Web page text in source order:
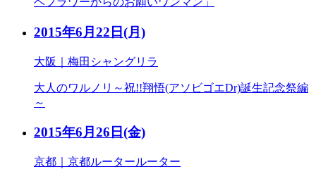
2015年6月22日(月)
大阪｜梅田シャングリラ
大人のワルノリ～祝!!翔悟(アソビゴエDr)誕生記念祭編
～
2015年6月26日(金)
京都｜京都ルータールーター